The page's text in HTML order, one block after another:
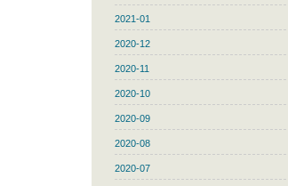
2021-01
2020-12
2020-11
2020-10
2020-09
2020-08
2020-07